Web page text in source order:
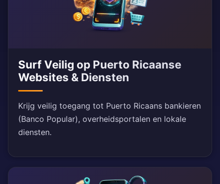
Surf Veilig op Puerto Ricaanse
Websites & Diensten
Krijg veilig toegang tot Puerto Ricaans bankieren
(Banco Popular), overheidsportalen en lokale
diensten.